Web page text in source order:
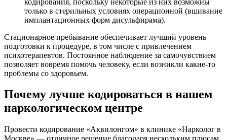
только в стерильных условиях операционной (вшивание
имплантационных форм дисульфирама).
Стационарное пребывание обеспечивает лучший уровень
подготовки к процедуре, в том числе с привлечением
психотерапевтов. Постоянное наблюдение за самочувствием
позволяет вовремя помочь человеку, если возникли какие-то
проблемы со здоровьем.
Почему лучше кодироваться в нашем
наркологическом центре
Провести кодирование «Аквилонгом» в клинике «Нарколог в